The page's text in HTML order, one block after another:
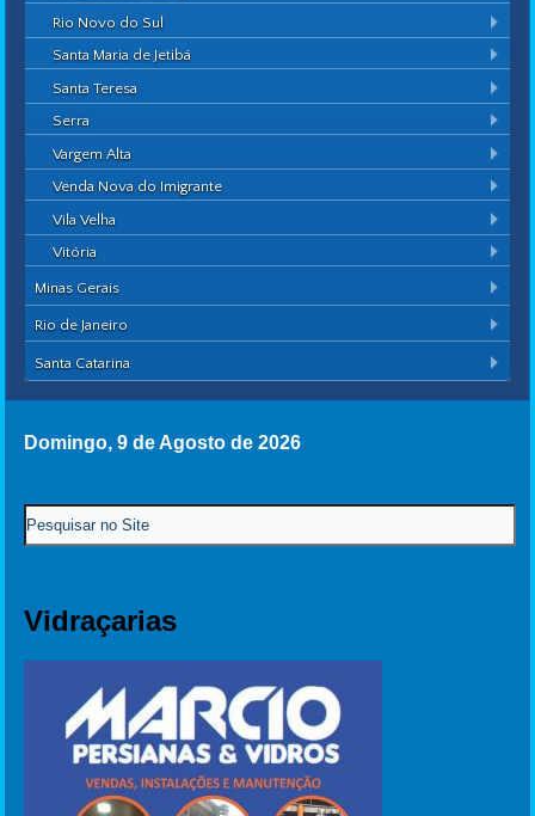
Rio Novo do Sul
Santa Maria de Jetibá
Santa Teresa
Serra
Vargem Alta
Venda Nova do Imigrante
Vila Velha
Vitória
Minas Gerais
Rio de Janeiro
Santa Catarina
Domingo, 9 de Agosto de 2026
Vidraçarias